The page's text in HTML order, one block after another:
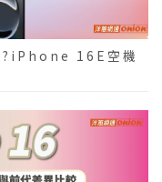
16E空機